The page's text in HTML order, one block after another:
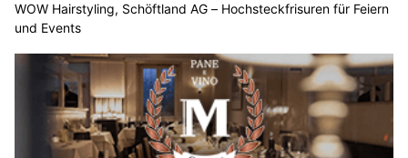
WOW Hairstyling, Schöftland AG – Hochsteckfrisuren für Feiern
und Events